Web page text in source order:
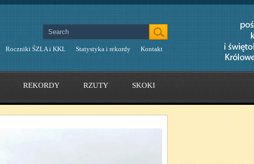
Roczniki ŚZLA i KKL Statystyka i rekordy Kontakt
REKORDY RZUTY SKOKI